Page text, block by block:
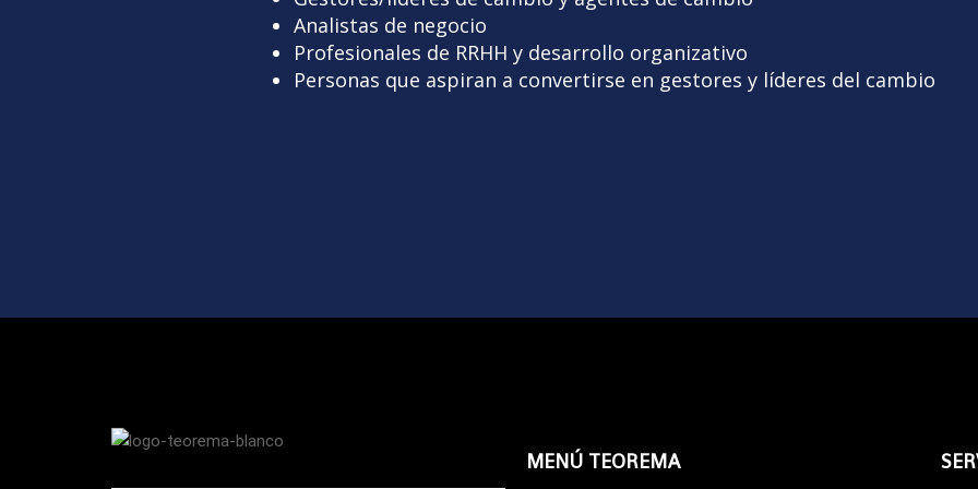
Analistas de negocio
Profesionales de RRHH y desarrollo organizativo
Personas que aspiran a convertirse en gestores y líderes del cambio
MENÚ TEOREMA